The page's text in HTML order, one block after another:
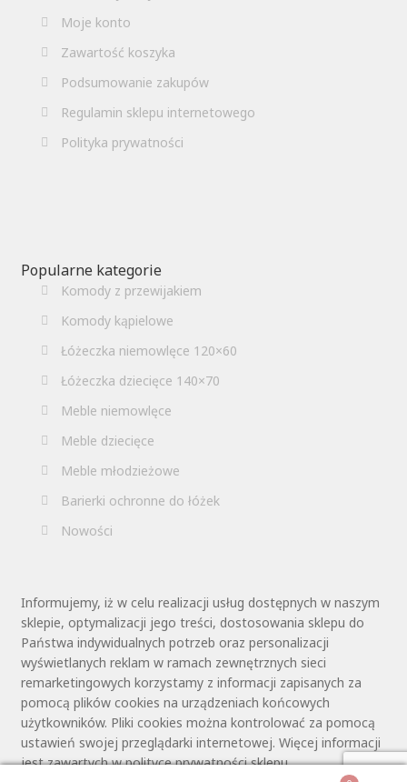
Moje konto
Zawartość koszyka
Podsumowanie zakupów
Regulamin sklepu internetowego
Polityka prywatności
Popularne kategorie
Komody z przewijakiem
Komody kąpielowe
Łóżeczka niemowlęce 120×60
Łóżeczka dziecięce 140×70
Meble niemowlęce
Meble dziecięce
Meble młodzieżowe
Barierki ochronne do łóżek
Nowości
Informujemy, iż w celu realizacji usług dostępnych w naszym
sklepie, optymalizacji jego treści, dostosowania sklepu do
Państwa indywidualnych potrzeb oraz personalizacji
wyświetlanych reklam w ramach zewnętrznych sieci
remarketingowych korzystamy z informacji zapisanych za
pomocą plików cookies na urządzeniach końcowych
użytkowników. Pliki cookies można kontrolować za pomocą
ustawień swojej przeglądarki internetowej. Więcej informacji
jest zawartych w polityce prywatności sklepu.